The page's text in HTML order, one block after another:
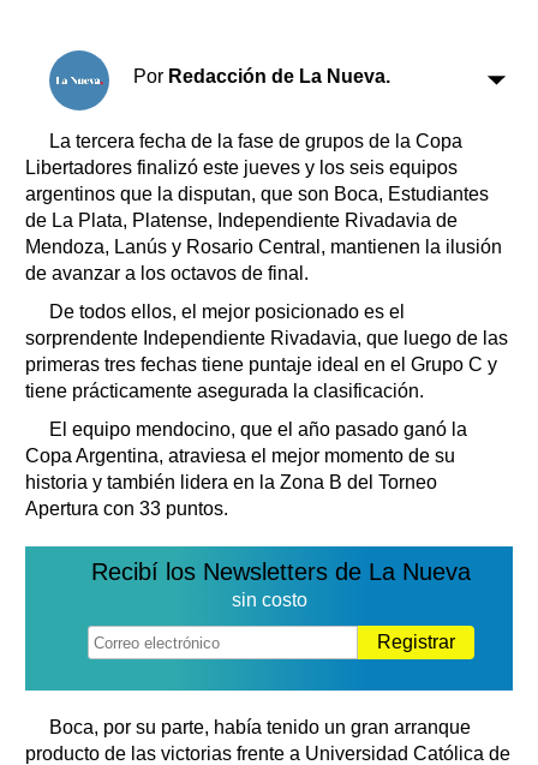
Por Redacción de La Nueva.
La tercera fecha de la fase de grupos de la Copa
Libertadores finalizó este jueves y los seis equipos
argentinos que la disputan, que son Boca, Estudiantes
de La Plata, Platense, Independiente Rivadavia de
Mendoza, Lanús y Rosario Central, mantienen la ilusión
de avanzar a los octavos de final.
De todos ellos, el mejor posicionado es el
sorprendente Independiente Rivadavia, que luego de las
primeras tres fechas tiene puntaje ideal en el Grupo C y
tiene prácticamente asegurada la clasificación.
El equipo mendocino, que el año pasado ganó la
Copa Argentina, atraviesa el mejor momento de su
historia y también lidera en la Zona B del Torneo
Apertura con 33 puntos.
Recibí los Newsletters de La Nueva
sin costo
Registrar
Boca, por su parte, había tenido un gran arranque
producto de las victorias frente a Universidad Católica de